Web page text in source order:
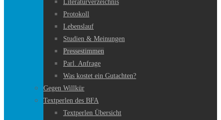
Literaturverzeichnis
Protokoll
Lebenslauf
Studien & Meinungen
Pressestimmen
Parl. Anfrage
Was kostet ein Gutachten?
Gegen Willkür
Textperlen des BFA
Textperlen Übersicht